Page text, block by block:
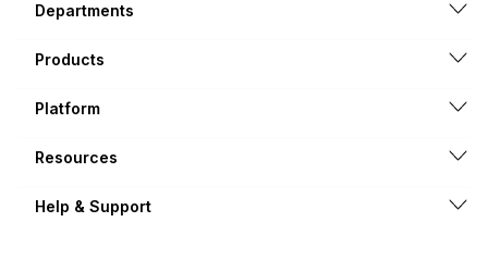
Departments
Products
Platform
Resources
Help & Support